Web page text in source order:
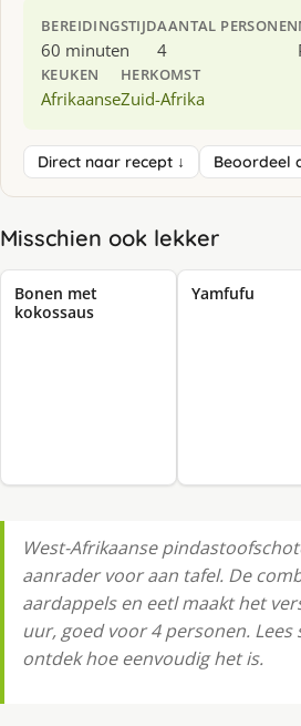
BEREIDINGSTIJD
60 minuten
AANTAL PERSONEN
4
KEUKEN
Afrikaanse
HERKOMST
Zuid-Afrika
Direct naar recept ↓ Beoordeel
Misschien ook lekker
Bonen met
kokossaus
Yamfufu
West-Afrikaanse
aanrader voor aan tafel. De
aardappels en eetl maakt het
uur, goed voor 4 personen. Lees
ontdek hoe eenvoudig het is.